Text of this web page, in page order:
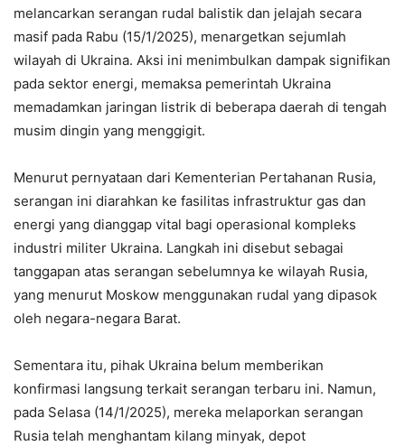
melancarkan serangan rudal balistik dan jelajah secara
masif pada Rabu (15/1/2025), menargetkan sejumlah
wilayah di Ukraina. Aksi ini menimbulkan dampak signifikan
pada sektor energi, memaksa pemerintah Ukraina
memadamkan jaringan listrik di beberapa daerah di tengah
musim dingin yang menggigit.
Menurut pernyataan dari Kementerian Pertahanan Rusia,
serangan ini diarahkan ke fasilitas infrastruktur gas dan
energi yang dianggap vital bagi operasional kompleks
industri militer Ukraina. Langkah ini disebut sebagai
tanggapan atas serangan sebelumnya ke wilayah Rusia,
yang menurut Moskow menggunakan rudal yang dipasok
oleh negara-negara Barat.
Sementara itu, pihak Ukraina belum memberikan
konfirmasi langsung terkait serangan terbaru ini. Namun,
pada Selasa (14/1/2025), mereka melaporkan serangan
Rusia telah menghantam kilang minyak, depot